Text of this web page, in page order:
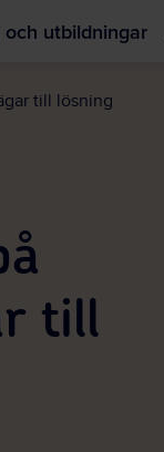
utbildningar
till lösning
till